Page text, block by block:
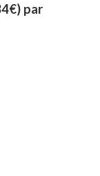
par